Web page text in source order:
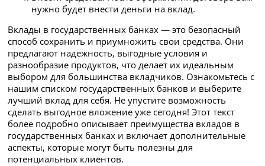
нужно будет внести деньги на вклад.
Вклады в государственных банках — это безопасный
способ сохранить и приумножить свои средства. Они
предлагают надежность, выгодные условия и
разнообразие продуктов, что делает их идеальным
выбором для большинства вкладчиков. Ознакомьтесь с
нашим списком государственных банков и выберите
лучший вклад для себя. Не упустите возможность
сделать выгодное вложение уже сегодня! Этот текст
более подробно описывает преимущества вкладов в
государственных банках и включает дополнительные
аспекты, которые могут быть полезны для
потенциальных клиентов.